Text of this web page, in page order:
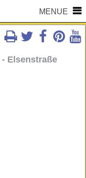
MENUE
Elsenstraße